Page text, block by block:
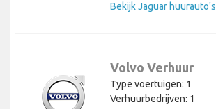
Bekijk Jaguar huurauto's
Volvo Verhuur
Type voertuigen: 1
Verhuurbedrijven: 1